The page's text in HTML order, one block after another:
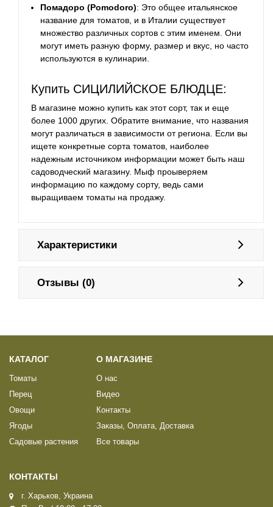
Помадоро (Pomodoro): Это общее итальянское
название для томатов, и в Италии существует
множество различных сортов с этим именем. Они
могут иметь разную форму, размер и вкус, но часто
используются в кулинарии.
Купить СИЦИЛИЙСКОЕ БЛЮДЦЕ:
В магазине можно купить как этот сорт, так и еще
более 1000 других. Обратите внимание, что названия
могут различаться в зависимости от региона. Если вы
ищете конкретные сорта томатов, наиболее
надежным источником информации может быть наш
садоводческий магазину. Мыф проыверяем
информацию по каждому сорту, ведь сами
выращиваем томаты на продажу.
Характеристики
Отзывы (0)
КАТАЛОГ
Томаты
Перец
Овощи
Ягоды
Садовые растения
О МАГАЗИНЕ
О нас
Видео
Контакты
Заказы, Оплата, Доставка
Все товары
КОНТАКТЫ
г. Харьков, Украина